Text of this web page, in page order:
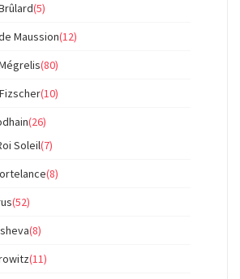
(5)
Maussion(12)
(80)
(10)
(26)
Soleil(7)
(8)
(52)
(8)
(11)